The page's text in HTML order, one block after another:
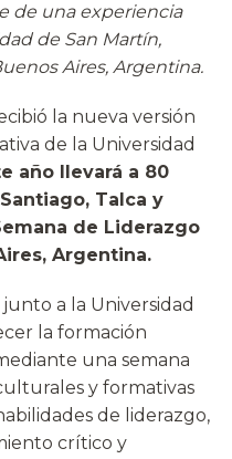
de una experiencia
de San Martín,
Aires, Argentina.
la nueva versión
de la Universidad
año llevará a 80
Talca y
de Liderazgo
Argentina.
a la Universidad
la formación
una semana
y formativas
de liderazgo,
crítico y